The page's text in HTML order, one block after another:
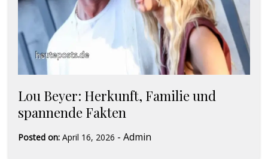
Lou Beyer: Herkunft, Familie und
spannende Fakten
Posted on: April 16, 2026 - Admin